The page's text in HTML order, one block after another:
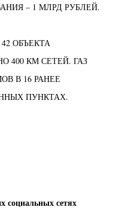
– 1 МЛРД РУБЛЕЙ.
42 ОБЪЕКТА
400 КМ СЕТЕЙ. ГАЗ
В 16 РАНЕЕ
ПУНКТАХ.
социальных сетях